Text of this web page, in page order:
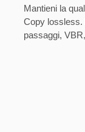
Mantieni la
Copy lossless.
passaggi,